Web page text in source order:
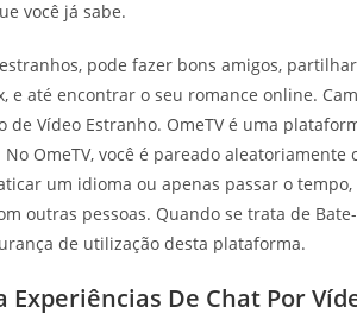
você já sabe.
pode fazer bons amigos,
e até encontrar o seu romance online.
Vídeo Estranho. OmeTV é uma
OmeTV, você é pareado
um idioma ou apenas passar o
outras pessoas. Quando se trata de
de utilização desta plataforma.
Experiências De Chat Por